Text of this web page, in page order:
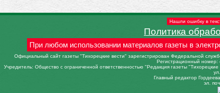
Нашли ошибку в
Политика
При любом использовании материалов газеты в
Официальный сайт газеты "Тихорецкие вести" зарегистрирован Федеральной
Регистрационный
Учредитель: Общество с ограниченной ответственностью "Редакция газеты
Главный редактор
эл.